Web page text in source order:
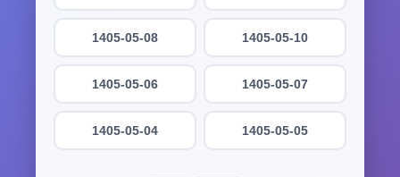
1405-05-10
1405-05-08
1405-05-07
1405-05-06
1405-05-05
1405-05-04